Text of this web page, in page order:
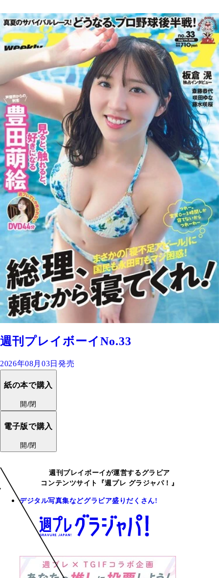
週刊プレイボーイNo.33
2026年08月03日発売
紙の本で購入
開/閉
電子版で購入
開/閉
週刊プレイボーイが運営するグラビア
コンテンツサイト『週プレ グラジャパ！』
デジタル写真集などグラビア盛りだくさん!